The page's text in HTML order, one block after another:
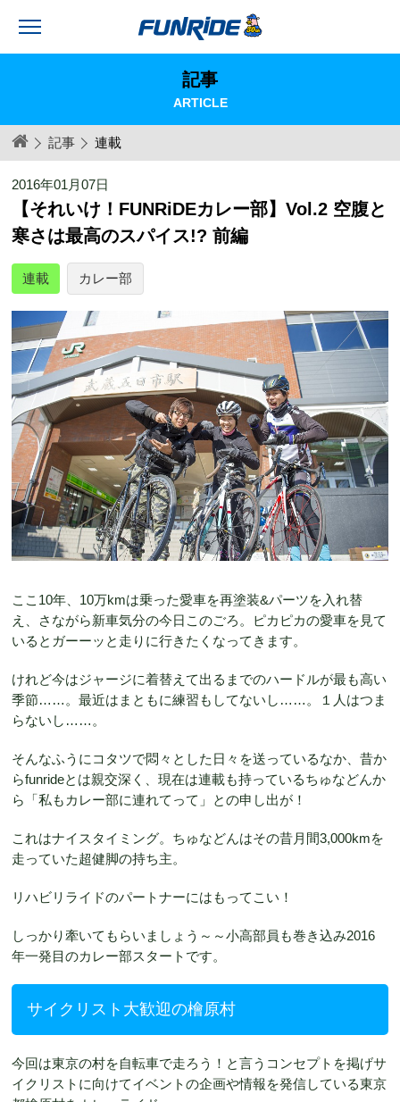
記事
ARTICLE
記事 連載
2016年01月07日
【それいけ！FUNRiDEカレー部】Vol.2 空腹と
寒さは最高のスパイス!? 前編
連載 カレー部
ここ10年、10万kmは乗った愛車を再塗装&パーツを入れ替
え、さながら新車気分の今日このごろ。ピカピカの愛車を見て
いるとガーーッと走りに行きたくなってきます。
けれど今はジャージに着替えて出るまでのハードルが最も高い
季節……。最近はまともに練習もしてないし……。１人はつま
らないし……。
そんなふうにコタツで悶々とした日々を送っているなか、昔か
らfunrideとは親交深く、現在は連載も持っているちゅなどんか
ら「私もカレー部に連れてって」との申し出が！
これはナイスタイミング。ちゅなどんはその昔月間3,000kmを
走っていた超健脚の持ち主。
リハビリライドのパートナーにはもってこい！
しっかり牽いてもらいましょう～～小高部員も巻き込み2016
年一発目のカレー部スタートです。
サイクリスト大歓迎の檜原村
今回は東京の村を自転車で走ろう！と言うコンセプトを掲げサ
イクリストに向けてイベントの企画や情報を発信している東京